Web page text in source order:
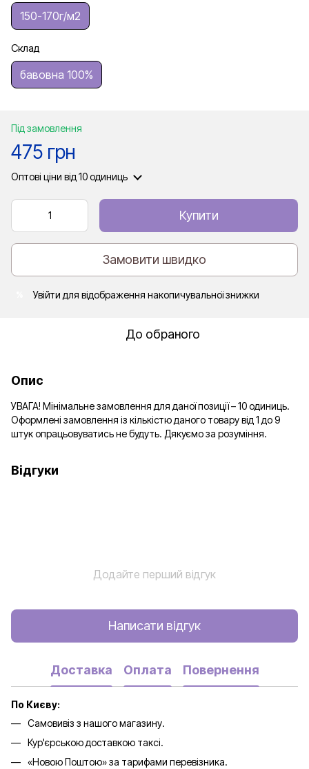
150-170г/м2
Склад
бавовна 100%
Під замовлення
475 грн
Оптові ціни від 10 одиниць
Купити
Замовити швидко
Увійти для відображення накопичувальної знижки
До обраного
Опис
УВАГА! Мінімальне замовлення для даної позиції – 10 одиниць.
Оформлені замовлення із кількістю даного товару від 1 до 9
штук опрацьовуватись не будуть. Дякуємо за розуміння.
Відгуки
Додайте перший відгук
Написати відгук
Доставка Оплата Повернення
По Києву:
Самовивіз з нашого магазину.
Кур'єрською доставкою таксі.
«Новою Поштою» за тарифами перевізника.